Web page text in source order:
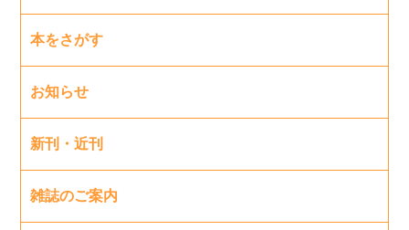
本をさがす
お知らせ
新刊・近刊
雑誌のご案内